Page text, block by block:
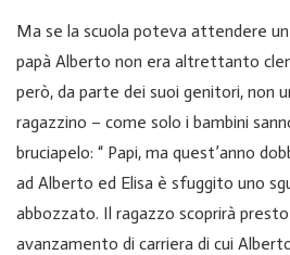
Ma se la scuola poteva attendere un
papà Alberto non era altrettanto
però, da parte dei suoi genitori, non
ragazzino – come solo i bambini
bruciapelo: “ Papi, ma quest’anno
ad Alberto ed Elisa è sfuggito uno
abbozzato. Il ragazzo scoprirà
avanzamento di carriera di cui